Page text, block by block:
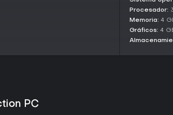
Armageddon
transforman
Procesador:
Memoria: 4
Gráficos: 4
PC